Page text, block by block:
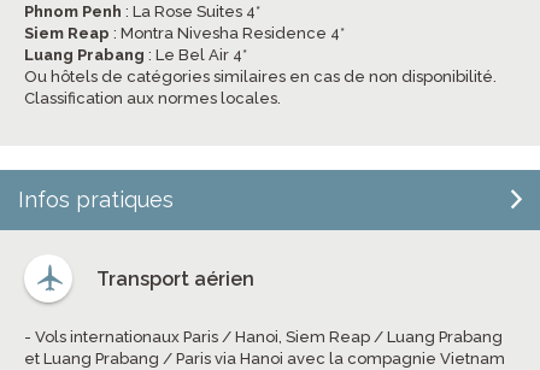
Phnom Penh : La Rose Suites 4*
Siem Reap : Montra Nivesha Residence 4*
Luang Prabang : Le Bel Air 4*
Ou hôtels de catégories similaires en cas de non disponibilité.
Classification aux normes locales.
Infos pratiques
Transport aérien
- Vols internationaux Paris / Hanoi, Siem Reap / Luang Prabang
et Luang Prabang / Paris via Hanoi avec la compagnie Vietnam